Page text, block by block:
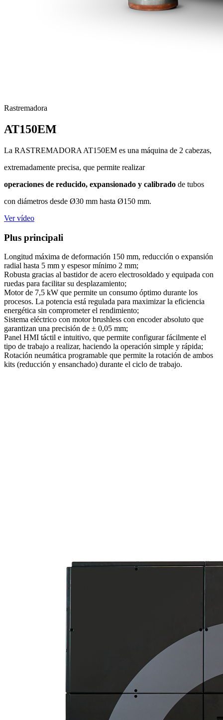
Rastremadora
AT150EM
La RASTREMADORA AT150EM es una máquina de 2 cabezas,
extremadamente precisa, que permite realizar
operaciones de reducido, expansionado y calibrado de tubos
con diámetros desde Ø30 mm hasta Ø150 mm.
Ver vídeo
Plus principali
Longitud máxima de deformación 150 mm, reducción o expansión
radial hasta 5 mm y espesor mínimo 2 mm;
Robusta gracias al bastidor de acero electrosoldado y equipada con
ruedas para facilitar su desplazamiento;
Motor de 7,5 kW que permite un consumo óptimo durante los
procesos. La potencia está regulada para maximizar la eficiencia
energética sin comprometer el rendimiento;
Sistema eléctrico con motor brushless con encoder absoluto que
garantizan una precisión de ± 0,05 mm;
Panel HMI táctil e intuitivo, que permite configurar fácilmente el
tipo de trabajo a realizar, haciendo la operación simple y rápida;
Rotación neumática programable que permite la rotación de ambos
kits (reducción y ensanchado) durante el ciclo de trabajo.